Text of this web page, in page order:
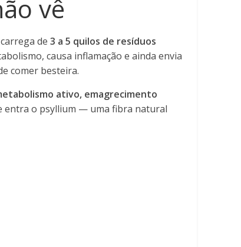
vê
de 3 a 5 quilos de resíduos
causa inflamação e ainda envia
comer besteira.
ativo, emagrecimento
entra o psyllium — uma fibra natural